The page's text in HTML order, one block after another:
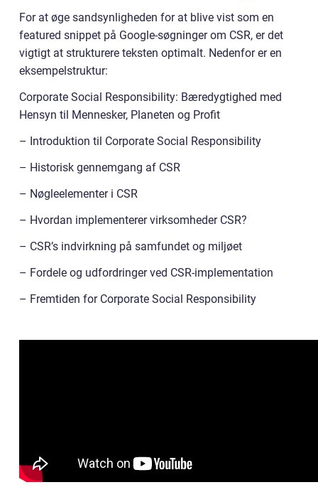
For at øge sandsynligheden for at blive vist som en
featured snippet på Google-søgninger om CSR, er det
vigtigt at strukturere teksten optimalt. Nedenfor er en
eksempelstruktur:
Corporate Social Responsibility: Bæredygtighed med
Hensyn til Mennesker, Planeten og Profit
– Introduktion til Corporate Social Responsibility
– Historisk gennemgang af CSR
– Nøgleelementer i CSR
– Hvordan implementerer virksomheder CSR?
– CSR’s indvirkning på samfundet og miljøet
– Fordele og udfordringer ved CSR-implementation
– Fremtiden for Corporate Social Responsibility